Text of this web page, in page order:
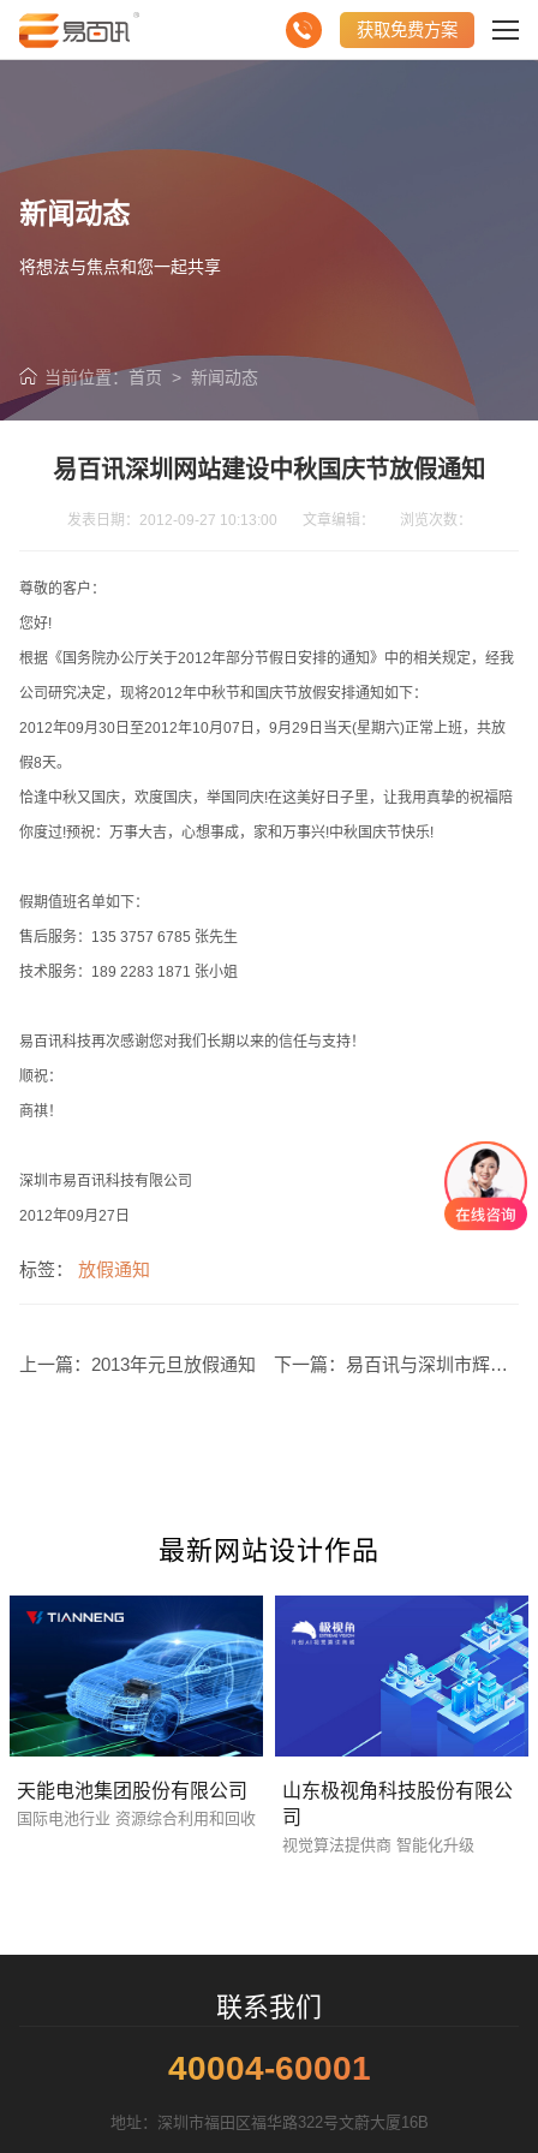
获取免费方案
新闻动态
将想法与焦点和您一起共享
当前位置： 首页 > 新闻动态
易百讯深圳网站建设中秋国庆节放假通知
发表日期：2012-09-27 10:13:00 文章编辑： 浏览次数：
尊敬的客户：
您好!
根据《国务院办公厅关于2012年部分节假日安排的通知》中的相关规定，经我
公司研究决定，现将2012年中秋节和国庆节放假安排通知如下：
2012年09月30日至2012年10月07日，9月29日当天(星期六)正常上班，共放
假8天。
恰逢中秋又国庆，欢度国庆，举国同庆!在这美好日子里，让我用真挚的祝福陪
你度过!预祝：万事大吉，心想事成，家和万事兴!中秋国庆节快乐!
假期值班名单如下：
售后服务：135 3757 6785 张先生
技术服务：189 2283 1871 张小姐
易百讯科技再次感谢您对我们长期以来的信任与支持！
顺祝：
商祺！
深圳市易百讯科技有限公司
2012年09月27日
标签： 放假通知
上一篇： 2013年元旦放假通知 下一篇：易百讯与深圳市辉达微电子有限公司签约网站建设
最新网站设计作品
天能电池集团股份有限公司
国际电池行业 资源综合利用和回收
山东极视角科技股份有限公
司
视觉算法提供商 智能化升级
联系我们
40004-60001
地址：深圳市福田区福华路322号文蔚大厦16B
电话 微信号
创意品牌型网站 · 标准企业官网建设 · 外贸网
1万-3万 3万-5万 5万-8万